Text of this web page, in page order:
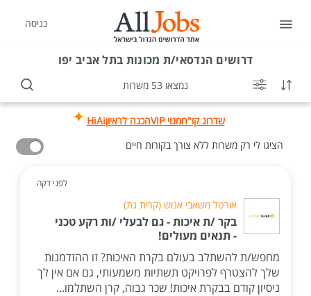
כניסה
דרושים הנדסאי/ת מכונות בתל אביב יפו
נמצאו 53 משרות
שדרוג קו"חמנוי VIP הכנה לראיוןHiAi
הציגו לי רק משרות ללא צורך בקורות חיים
לפני דקה
אורטל משאבי אנוש (קרית גת)
בקר /ת איכות - גם לבעלי /ות רקע טכני
- תנאים מעולים!
מחפש/ת להשתלב בעולם בקרת האיכות? זו ההזדמנות
שלך להצטרף לפרויקט תשתיות משמעותי, גם אם אין לך
ניסיון קודם בבקרת איכות! שכר גבוה, קרן השתלמו...